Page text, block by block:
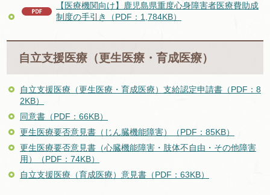
【医療機関向け】鹿児島県重度心身障害者医療費助成
制度の手引き（PDF：1,784KB）
自立支援医療（更生医療・育成医療）
自立支援医療（更生医療・育成医療）支給認定申請書（PDF：8
2KB）
同意書（PDF：66KB）
更生医療要否意見書（じん臓機能障害）（PDF：85KB）
更生医療要否意見書（心臓機能障害・肢体不自由・その他障害
用）（PDF：74KB）
自立支援医療（育成医療）意見書（PDF：63KB）